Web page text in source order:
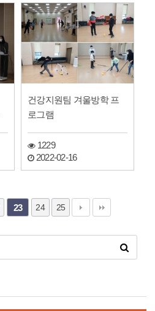
건강지원팀 겨울방학 프
로그램
1229
2022-02-16
23 24 25